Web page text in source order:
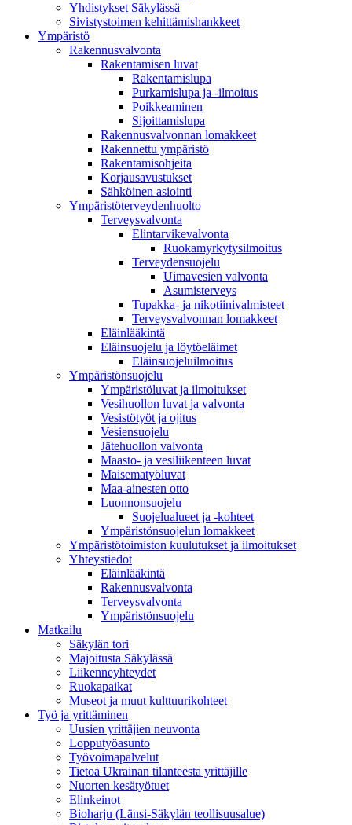
Yhdistykset Säkylässä
Sivistystoimen kehittämishankkeet
Ympä­ristö
Rakennusvalvonta
Rakentamisen luvat
Rakentamislupa
Purkamislupa ja -ilmoitus
Poikkeaminen
Sijoittamislupa
Rakennusvalvonnan lomakkeet
Rakennettu ympäristö
Rakentamisohjeita
Korjausavustukset
Sähköinen asiointi
Ympäristöterveydenhuolto
Terveysvalvonta
Elintarvikevalvonta
Ruokamyrkytysilmoitus
Terveydensuojelu
Uimavesien valvonta
Asumisterveys
Tupakka- ja nikotiinivalmisteet
Terveysvalvonnan lomakkeet
Eläinlääkintä
Eläinsuojelu ja löytöeläimet
Eläinsuojeluilmoitus
Ympäristönsuojelu
Ympäristöluvat ja ilmoitukset
Vesihuollon luvat ja valvonta
Vesistötyöt ja ojitus
Vesiensuojelu
Jätehuollon valvonta
Maasto- ja vesiliikenteen luvat
Maisematyöluvat
Maa-ainesten otto
Luonnonsuojelu
Suojelualueet ja -kohteet
Ympäristönsuojelun lomakkeet
Ympäristötoimiston kuulutukset ja ilmoitukset
Yhteystiedot
Eläinlääkintä
Rakennusvalvonta
Terveysvalvonta
Ympäristönsuojelu
Mat­kailu
Säkylän tori
Majoitusta Säkylässä
Liikenneyhteydet
Ruokapaikat
Museot ja muut kulttuurikohteet
Työ ja yrittä­minen
Uusien yrittäjien neuvonta
Lopputyöasunto
Työvoimapalvelut
Tietoa Ukrainan tilanteesta yrittäjille
Nuorten kesätyötuet
Elinkeinot
Bioharju (Länsi-Säkylän teollisuusalue)